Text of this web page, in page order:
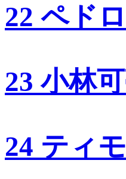
22 ペド
23 小林
24 ティ